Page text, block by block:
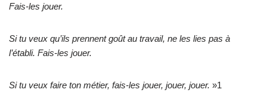
Fais-les jouer.
Si tu veux qu’ils prennent goût au travail, ne les lies pas à
l’établi. Fais-les jouer.
Si tu veux faire ton métier, fais-les jouer, jouer, jouer. »1